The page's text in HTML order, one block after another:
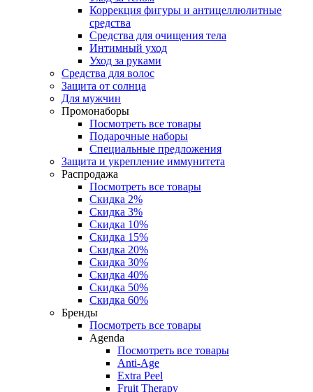
Коррекция фигуры и антицеллюлитные
средства
Средства для очищения тела
Интимный уход
Уход за руками
Средства для волос
Защита от солнца
Для мужчин
Промонаборы
Посмотреть все товары
Подарочные наборы
Специальные предложения
Защита и укрепление иммунитета
Распродажа
Посмотреть все товары
Скидка 2%
Скидка 3%
Скидка 10%
Скидка 15%
Скидка 20%
Скидка 30%
Скидка 40%
Скидка 50%
Скидка 60%
Бренды
Посмотреть все товары
Agenda
Посмотреть все товары
Anti‑Age
Extra Peel
Fruit Therapy